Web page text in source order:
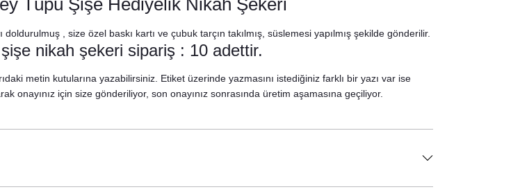
Tüpü Şişe Hediyelik Nikah Şekeri
, size özel baskı kartı ve çubuk tarçın takılmış, süslemesi yapılmış şekilde gönderilir.
nikah şekeri sipariş : 10 adettir.
metin kutularına yazabilirsiniz. Etiket üzerinde yazmasını istediğiniz farklı bir yazı var ise
onayınız için size gönderiliyor, son onayınız sonrasında üretim aşamasına geçiliyor.